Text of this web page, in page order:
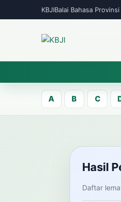
KBJIBalai Bahasa
Temukan lema
A B C
Hasil
Daftar